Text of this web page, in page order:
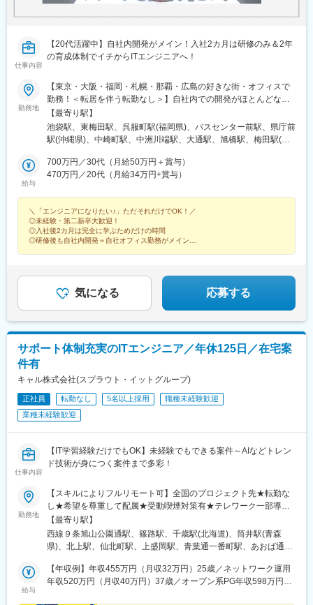
仕事内容
【20代活躍中】自社内開発がメイン！入社2カ月は研修のみ＆2年
の育成体制でイチからITエンジニアへ！
勤務地
【東京・大阪・福岡・札幌・那覇・広島の好きな街・オフィスで
勤務！＜転居を伴う転勤なし＞】自社内での開発がほとんどなの
で、基本的には自社オフィスでの勤務になります。◎U・I・Jター
ン歓迎！■東京本社東京都豊島区池袋2-36-1 INFINITY
IKEBUKURO 5階■大阪支店大阪府大阪市北区堂山町1-5 三共梅田
屋町ビル 4F■札幌支店北海道札幌市中央区南二条東2-8-1 大都ビル
7F■那覇支店沖縄県那覇市松山1-1-14 那覇共同ビル 7F■広島支店
い、自慢のオフィス！≫自社内開発がメインだからこそ、オフィ
スの居心地良さにこだわっています。例えば、◆カフェスペース
◆フリードリンク◆お菓子・アイスコーナー◆集中ブース◆テレ
ビ・ソファ席・ダーツなど、広々としたフロアにさまざまな要素
【最寄り駅】
池袋駅、東梅田駅、呉服町駅(福岡県)、バスセンター前駅、県庁前
駅(沖縄県)、中崎町駅、中洲川端駅、大通駅、旭橋駅、梅田駅(地
給与
700万円／30代（月給50万円＋賞与）
470万円／20代（月給34万円+賞与）
＼「エンジニアになりたい♪」ただそれだけでOK！／
◎未経験・第二新卒大歓迎！
◎入社後2カ月は完全に学ぶためだけの時間
◎研修後も自社内開発＝自社オフィス勤務がメイン
気になる 応募する
サポート体制充実のITエンジニア／年休125日／在宅案
件有
キャル株式会社(スプラウト・イットグループ)
正社員 転勤なし 5名以上採用
職種未経験歓迎
業種未経験歓迎
仕事内容
【IT学習経験だけでもOK】未経験でもできる案件～AIなどトレン
ド技術が身につく案件まで多彩！
勤務地
【スキルによりフルリモート可】全国のプロジェクト先★転勤な
し★希望を尊重して配属★受動喫煙対策有★テレワーク一部導入
有■本社／東京千代田区／秋葉原駅より徒歩1分■本店／大阪大阪
市／心斎橋駅より徒歩4分■北海道札幌市／大通駅より徒歩5分函
館市／市役所前駅より徒歩1分■宮城仙台市／仙台駅より徒歩1分■
で11分＋徒歩3分■愛知名古屋市／栄駅より徒歩1分■兵庫神戸市／
三ノ宮駅より徒歩3分■広島広島市／紙屋町東駅より徒歩1分■福岡
【最寄り駅】
西線９条旭山公園通駅、篠路駅、千歳駅(北海道)、筒井駅(青森
県)、北上駅、仙北町駅、上盛岡駅、青葉通一番町駅、あおば通
東照宮駅、卸町駅(宮城県)、杜せきのした駅、秋田駅、羽後牛島
駅、楯山駅、米沢駅、酒田駅、郡山駅(福島県)、内郷駅、福島駅
給与
【年収例】年収455万円（月収32万円）25歳／ネットワーク運用
年収520万円（月収40万円）37歳／オープン系PG年収598万円